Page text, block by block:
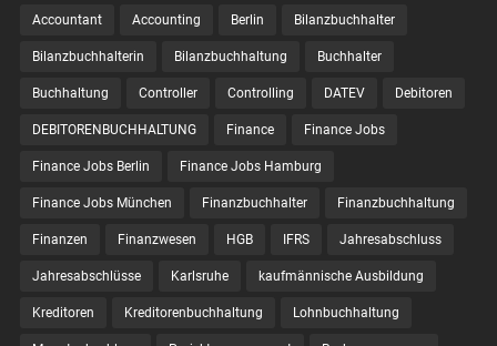
Accountant Accounting Berlin Bilanzbuchhalter
Bilanzbuchhalterin Bilanzbuchhaltung Buchhalter
Buchhaltung Controller Controlling DATEV Debitoren
DEBITORENBUCHHALTUNG Finance Finance Jobs
Finance Jobs Berlin Finance Jobs Hamburg
Finance Jobs München Finanzbuchhalter Finanzbuchhaltung
Finanzen Finanzwesen HGB IFRS Jahresabschluss
Jahresabschlüsse Karlsruhe kaufmännische Ausbildung
Kreditoren Kreditorenbuchhaltung Lohnbuchhaltung